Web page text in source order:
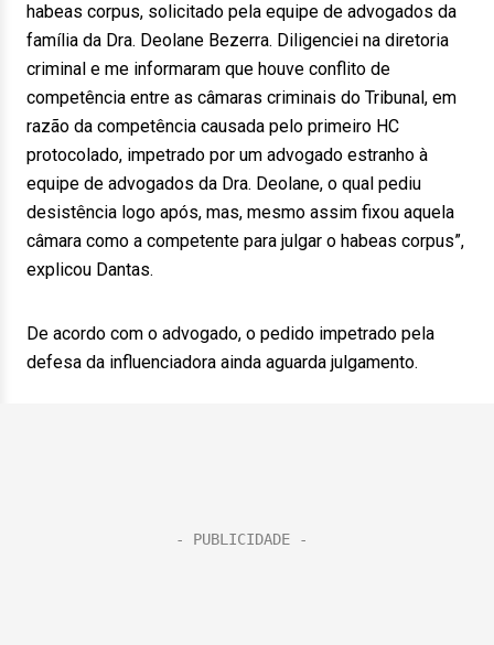
habeas corpus, solicitado pela equipe de advogados da
família da Dra. Deolane Bezerra. Diligenciei na diretoria
criminal e me informaram que houve conflito de
competência entre as câmaras criminais do Tribunal, em
razão da competência causada pelo primeiro HC
protocolado, impetrado por um advogado estranho à
equipe de advogados da Dra. Deolane, o qual pediu
desistência logo após, mas, mesmo assim fixou aquela
câmara como a competente para julgar o habeas corpus”,
explicou Dantas.
De acordo com o advogado, o pedido impetrado pela
defesa da influenciadora ainda aguarda julgamento.